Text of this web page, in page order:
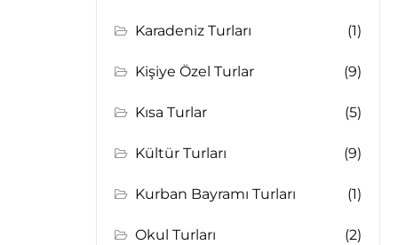
Karadeniz Turları (1)
Kişiye Özel Turlar (9)
Kısa Turlar (5)
Kültür Turları (9)
Kurban Bayramı Turları (1)
Okul Turları (2)